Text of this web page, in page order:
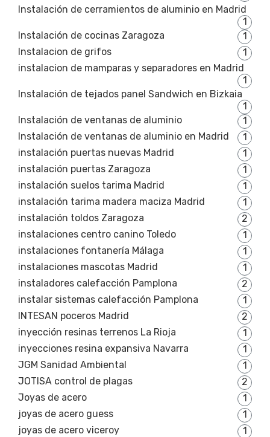
Instalación de cerramientos de aluminio en Madrid
1
Instalación de cocinas Zaragoza
1
Instalacion de grifos
1
instalacion de mamparas y separadores en Madrid
1
Instalación de tejados panel Sandwich en Bizkaia
1
Instalación de ventanas de aluminio
1
Instalación de ventanas de aluminio en Madrid
1
instalación puertas nuevas Madrid
1
instalación puertas Zaragoza
1
instalación suelos tarima Madrid
1
instalación tarima madera maciza Madrid
1
instalación toldos Zaragoza
2
instalaciones centro canino Toledo
1
instalaciones fontanería Málaga
1
instalaciones mascotas Madrid
1
instaladores calefacción Pamplona
2
instalar sistemas calefacción Pamplona
1
INTESAN poceros Madrid
2
inyección resinas terrenos La Rioja
1
inyecciones resina expansiva Navarra
1
JGM Sanidad Ambiental
1
JOTISA control de plagas
2
Joyas de acero
1
joyas de acero guess
1
joyas de acero viceroy
1